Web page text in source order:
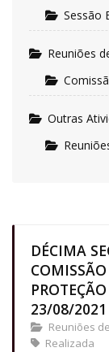
DÉCIMA
23/08/2021
Reuniões
Realizada
Sessão
Reuniões
Outras